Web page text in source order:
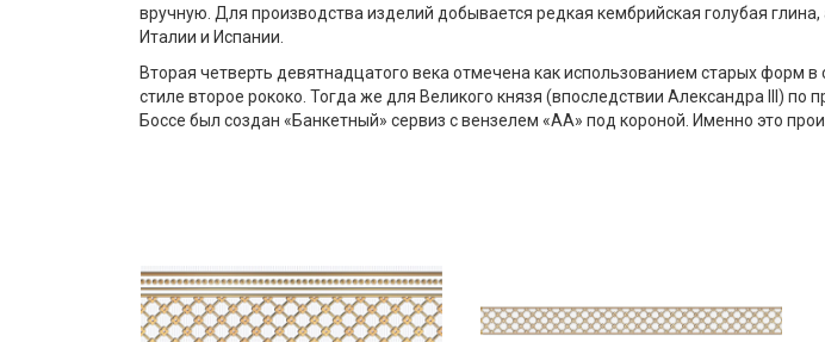
вручную. Для производства изделий добывается редкая кембрийская голубая
Италии и Испании.
Вторая четверть девятнадцатого века отмечена как использованием старых форм
стиле второе рококо. Тогда же для Великого князя (впоследствии Александра III) по
Боссе был создан «Банкетный» сервиз с вензелем «АА» под короной. Именно это